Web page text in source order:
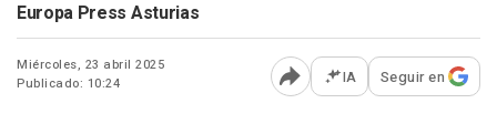
Europa Press Asturias
Miércoles, 23 abril 2025
Publicado: 10:24
Abrir opciones para
IA Seguir en